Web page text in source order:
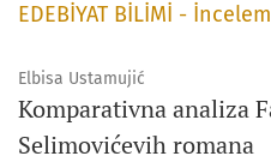
EDEBİYAT BİLİMİ -
Elbisa Ustamujić
Komparativna analiza
Selimovićevih romana